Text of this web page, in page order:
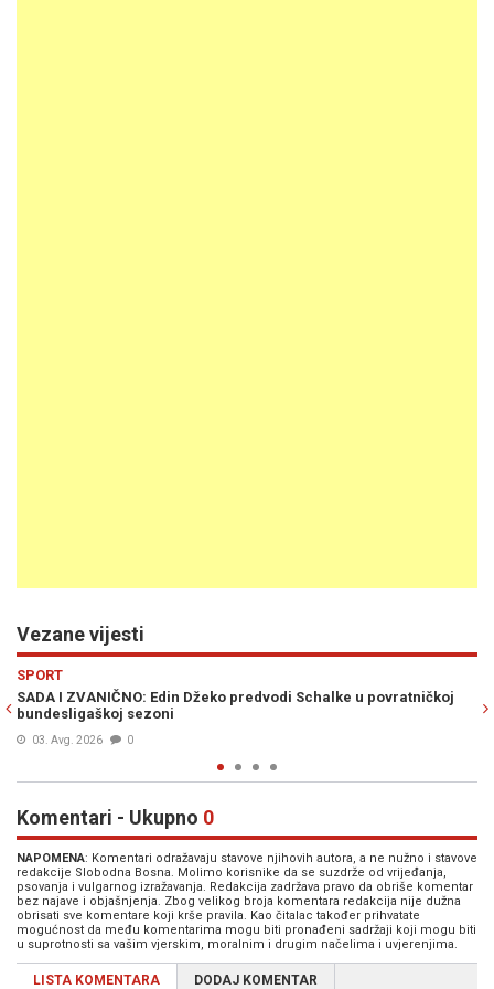
Vezane vijesti
Schalke u povratničkoj
DŽEKO JOŠ NIJE PRODUŽIO UGOVOR
Komentari - Ukupno 0
NAPOMENA: Komentari odražavaju stavove njihovih autora, a ne nužno i stavove
redakcije Slobodna Bosna. Molimo korisnike da se suzdrže od vrijeđanja,
psovanja i vulgarnog izražavanja. Redakcija zadržava pravo da obriše komentar
bez najave i objašnjenja. Zbog velikog broja komentara redakcija nije dužna
obrisati sve komentare koji krše pravila. Kao čitalac također prihvatate
mogućnost da među komentarima mogu biti pronađeni sadržaji koji mogu biti
u suprotnosti sa vašim vjerskim, moralnim i drugim načelima i uvjerenjima.
LISTA KOMENTARA DODAJ KOMENTAR